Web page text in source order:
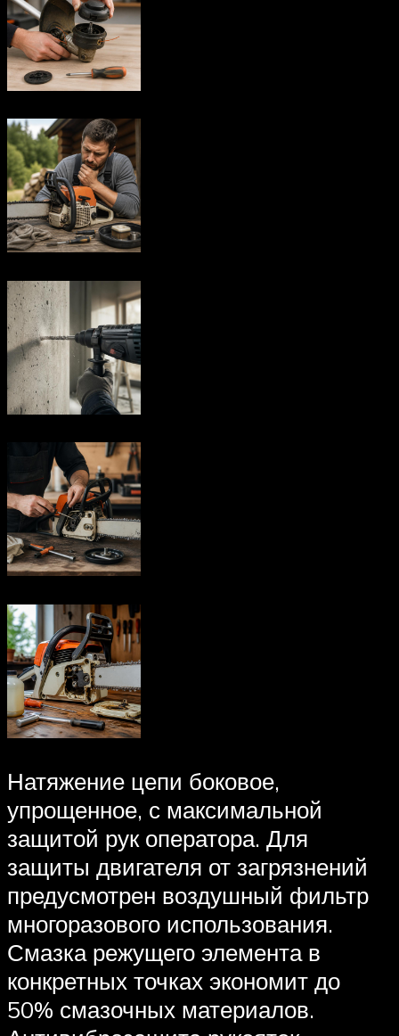
Натяжение цепи боковое,
упрощенное, с максимальной
защитой рук оператора. Для
защиты двигателя от загрязнений
предусмотрен воздушный фильтр
многоразового использования.
Смазка режущего элемента в
конкретных точках экономит до
50% смазочных материалов.